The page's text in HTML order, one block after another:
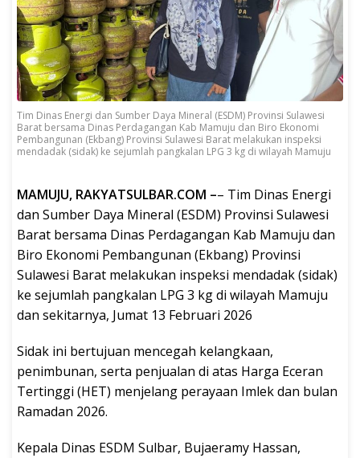
Tim Dinas Energi dan Sumber Daya Mineral (ESDM) Provinsi Sulawesi
Barat bersama Dinas Perdagangan Kab Mamuju dan Biro Ekonomi
Pembangunan (Ekbang) Provinsi Sulawesi Barat melakukan inspeksi
mendadak (sidak) ke sejumlah pangkalan LPG 3 kg di wilayah Mamuju
MAMUJU, RAKYATSULBAR.COM –– Tim Dinas Energi
dan Sumber Daya Mineral (ESDM) Provinsi Sulawesi
Barat bersama Dinas Perdagangan Kab Mamuju dan
Biro Ekonomi Pembangunan (Ekbang) Provinsi
Sulawesi Barat melakukan inspeksi mendadak (sidak)
ke sejumlah pangkalan LPG 3 kg di wilayah Mamuju
dan sekitarnya, Jumat 13 Februari 2026
Sidak ini bertujuan mencegah kelangkaan,
penimbunan, serta penjualan di atas Harga Eceran
Tertinggi (HET) menjelang perayaan Imlek dan bulan
Ramadan 2026.
Kepala Dinas ESDM Sulbar, Bujaeramy Hassan,